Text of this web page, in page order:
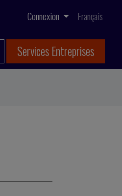
Connexion Français
Services Entreprises